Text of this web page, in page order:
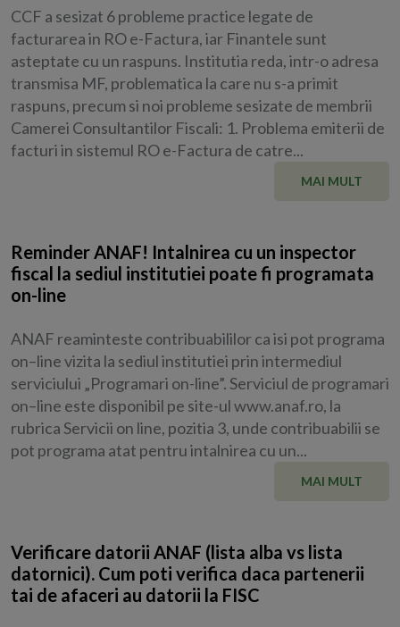
CCF a sesizat 6 probleme practice legate de
facturarea in RO e-Factura, iar Finantele sunt
asteptate cu un raspuns. Institutia reda, intr-o adresa
transmisa MF, problematica la care nu s-a primit
raspuns, precum si noi probleme sesizate de membrii
Camerei Consultantilor Fiscali: 1. Problema emiterii de
facturi in sistemul RO e-Factura de catre...
MAI MULT
Reminder ANAF! Intalnirea cu un inspector
fiscal la sediul institutiei poate fi programata
on-line
ANAF reaminteste contribuabililor ca isi pot programa
on–line vizita la sediul institutiei prin intermediul
serviciului „Programari on-line”. Serviciul de programari
on–line este disponibil pe site-ul www.anaf.ro, la
rubrica Servicii on line, pozitia 3, unde contribuabilii se
pot programa atat pentru intalnirea cu un...
MAI MULT
Verificare datorii ANAF (lista alba vs lista
datornici). Cum poti verifica daca partenerii
tai de afaceri au datorii la FISC